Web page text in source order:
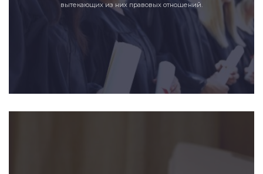
вытекающих из них правовых отношений.